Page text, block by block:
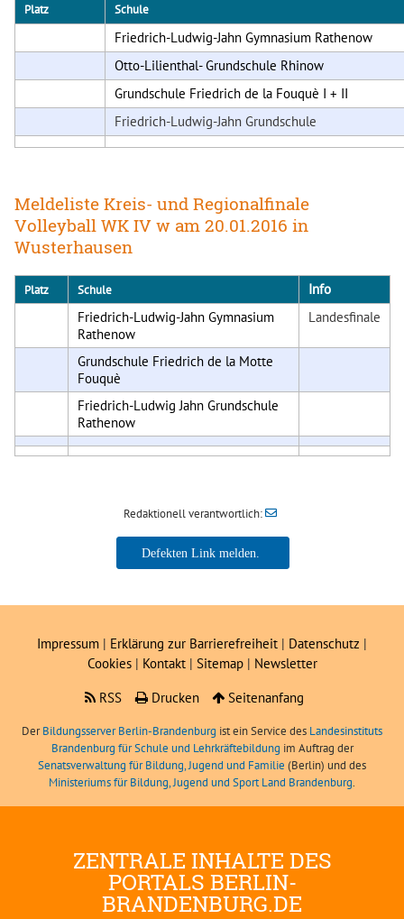
Platz Schule
Friedrich-Ludwig-Jahn Gymnasium Rathenow
Otto-Lilienthal- Grundschule Rhinow
Grundschule Friedrich de la Fouquè I + II
Friedrich-Ludwig-Jahn Grundschule
Meldeliste Kreis- und Regionalfinale
Volleyball WK IV w am 20.01.2016 in
Wusterhausen
Platz Schule
Info
Friedrich-Ludwig-Jahn Gymnasium
Rathenow
Landesfinale
Grundschule Friedrich de la Motte
Fouquè
Friedrich-Ludwig Jahn Grundschule
Rathenow
Redaktionell verantwortlich:
Impressum | Erklärung zur Barrierefreiheit | Datenschutz |
Cookies| Kontakt | Sitemap| Newsletter
RSS
Drucken Seitenanfang
DerBildungsserver Berlin-Brandenburg ist ein Service des Landesinstituts
Brandenburg für Schule und Lehrkräftebildung im Auftrag der
Senatsverwaltung für Bildung, Jugend und Familie (Berlin) und des
Ministeriums für Bildung, Jugend und Sport Land Brandenburg.
ZENTRALE INHALTE DES
PORTALS BERLIN-
BRANDENBURG.DE